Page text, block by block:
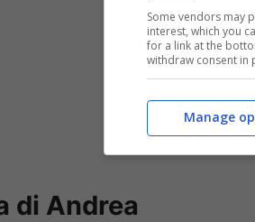
di Andrea
Some vendors may
interest, which you
for a link at the
withdraw consent in
Manage